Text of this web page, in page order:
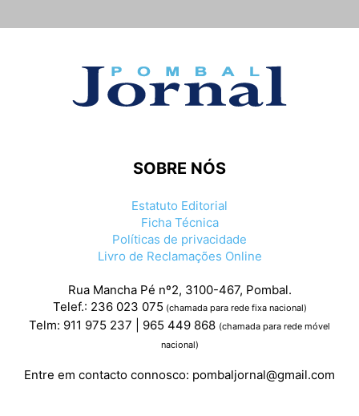
SOBRE NÓS
Estatuto Editorial
Ficha Técnica
Políticas de privacidade
Livro de Reclamações Online
Rua Mancha Pé nº2, 3100-467, Pombal.
Telef.: 236 023 075 (chamada para rede fixa nacional)
Telm: 911 975 237 | 965 449 868 (chamada para rede móvel
nacional)
Entre em contacto connosco: pombaljornal@gmail.com